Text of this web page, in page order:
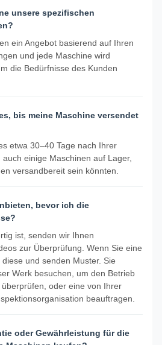
unsere spezifischen
ein Angebot basierend auf Ihren
und jede Maschine wird
die Bedürfnisse des Kunden
bis meine Maschine versendet
etwa 30–40 Tage nach Ihrer
einige Maschinen auf Lager,
versandbereit sein könnten.
bevor ich die
ist, senden wir Ihnen
zur Überprüfung. Wenn Sie eine
und senden Muster. Sie
Werk besuchen, um den Betrieb
oder eine von Ihrer
beauftragen.
oder Gewährleistung für die